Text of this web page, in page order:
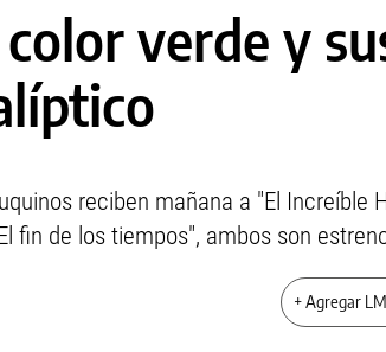
verde y
reciben mañana a "El Increíble
fin de los tiempos", ambos son
+ Agregar